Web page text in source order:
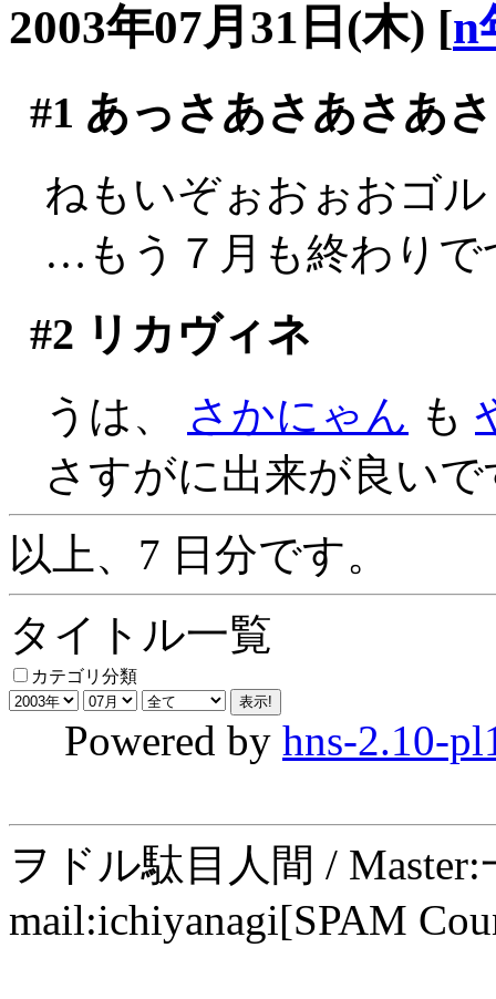
2003年07月31日(木) [n
#1 あっさあさあさあ
ねもいぞぉおぉおゴ
…もう７月も終わりで
#2 リカヴィネ
うは、 さかにゃん も
さすがに出来が良い
以上、7 日分です。
タイトル一覧
カテゴリ分類
Powered by hns-2.10-
ヲドル駄目人間 /
mail:ichiyanagi[SPAM